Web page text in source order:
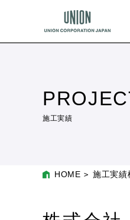
施工実績
HOME 施工実績